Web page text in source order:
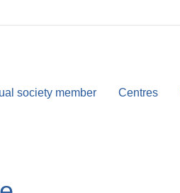
society member Centres